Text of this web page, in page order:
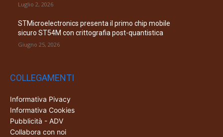
Luglio 2, 2026
STMicroelectronics presenta il primo chip mobile
sicuro ST54M con crittografia post-quantistica
Giugno 25, 2026
COLLEGAMENTI
Informativa Pivacy
Informativa Cookies
Pubblicità - ADV
Collabora con noi